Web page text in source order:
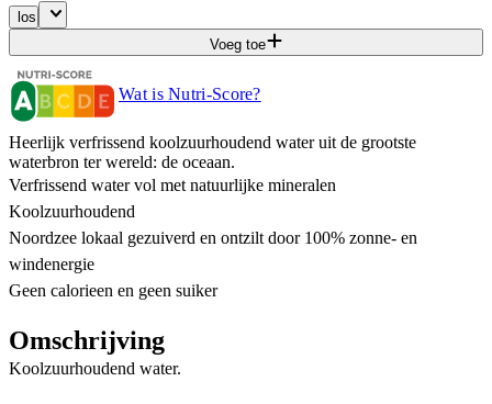
los
Voeg toe
Wat is Nutri-Score?
Heerlijk verfrissend koolzuurhoudend water uit de grootste
waterbron ter wereld: de oceaan.
Verfrissend water vol met natuurlijke mineralen
Koolzuurhoudend
Noordzee lokaal gezuiverd en ontzilt door 100% zonne- en
windenergie
Geen calorieen en geen suiker
Omschrijving
Koolzuurhoudend water.